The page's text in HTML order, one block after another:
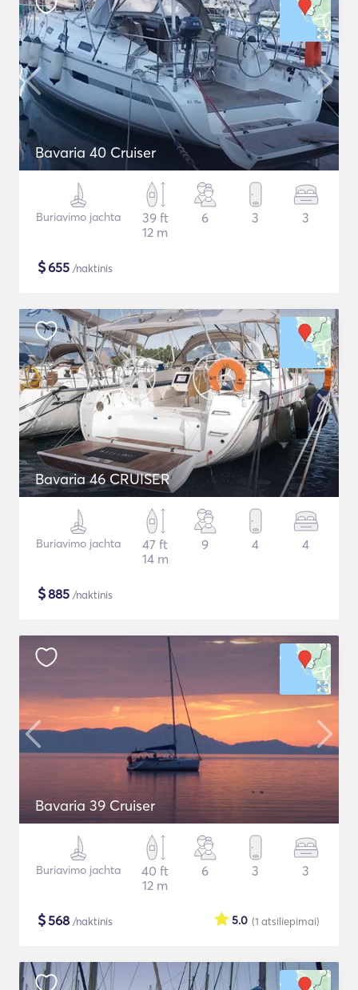
Bavaria 40 Cruiser
Buriavimo jachta
39 ft
12 m
6 3 3
$655 /naktinis
Bavaria 46 CRUISER
Buriavimo jachta
47 ft
14 m
9 4 4
$885 /naktinis
Bavaria 39 Cruiser
Buriavimo jachta
40 ft
12 m
6 3 3
$568 /naktinis (1 atsiliepimai)
5.0